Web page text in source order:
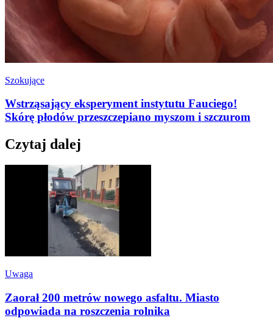
Szokujące
Wstrząsający eksperyment instytutu Fauciego!
Skórę płodów przeszczepiano myszom i szczurom
Czytaj dalej
Uwaga
Zaorał 200 metrów nowego asfaltu. Miasto
odpowiada na roszczenia rolnika